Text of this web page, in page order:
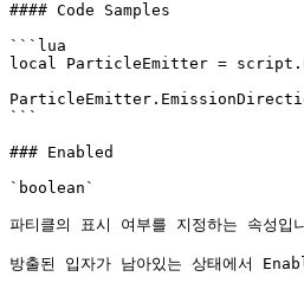
#### Code Samples
```lua
local ParticleEmitter =
```
### Enabled
`boolean`
파티클의 표시 여부를 지정하는 속성입
방출된 입자가 남아있는 상태에서